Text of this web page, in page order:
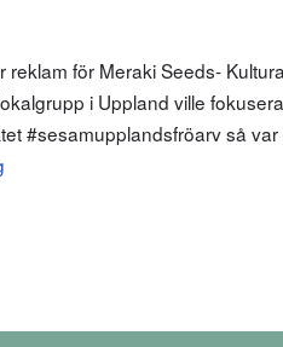
för Meraki Seeds-
i Uppland ville
#sesamupplandsfröarv så